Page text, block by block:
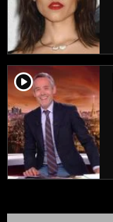
player2